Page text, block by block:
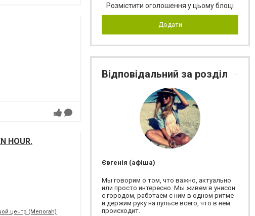
HOUR.
центр (Menorah)
Розмістити оголошення у цьому блоці
Додати
Відповідальний за розділ
Євгенія (афіша)
Мы говорим о том, что важно, актуально
или просто интересно. Мы живем в унисон
с городом, работаем с ним в одном ритме
и держим руку на пульсе всего, что в нем
происходит.